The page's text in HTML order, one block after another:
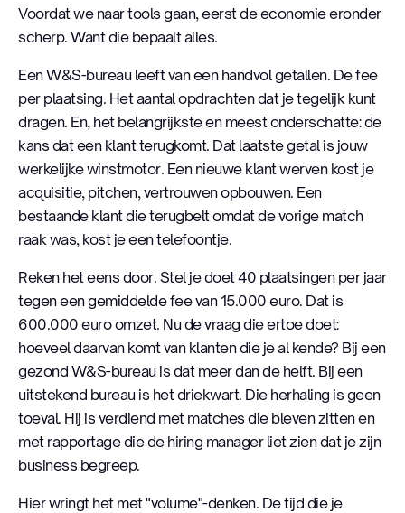
Voordat we naar tools gaan, eerst de economie eronder
scherp. Want die bepaalt alles.
Een W&S-bureau leeft van een handvol getallen. De fee
per plaatsing. Het aantal opdrachten dat je tegelijk kunt
dragen. En, het belangrijkste en meest onderschatte: de
kans dat een klant terugkomt. Dat laatste getal is jouw
werkelijke winstmotor. Een nieuwe klant werven kost je
acquisitie, pitchen, vertrouwen opbouwen. Een
bestaande klant die terugbelt omdat de vorige match
raak was, kost je een telefoontje.
Reken het eens door. Stel je doet 40 plaatsingen per jaar
tegen een gemiddelde fee van 15.000 euro. Dat is
600.000 euro omzet. Nu de vraag die ertoe doet:
hoeveel daarvan komt van klanten die je al kende? Bij een
gezond W&S-bureau is dat meer dan de helft. Bij een
uitstekend bureau is het driekwart. Die herhaling is geen
toeval. Hij is verdiend met matches die bleven zitten en
met rapportage die de hiring manager liet zien dat je zijn
business begreep.
Hier wringt het met "volume"-denken. De tijd die je